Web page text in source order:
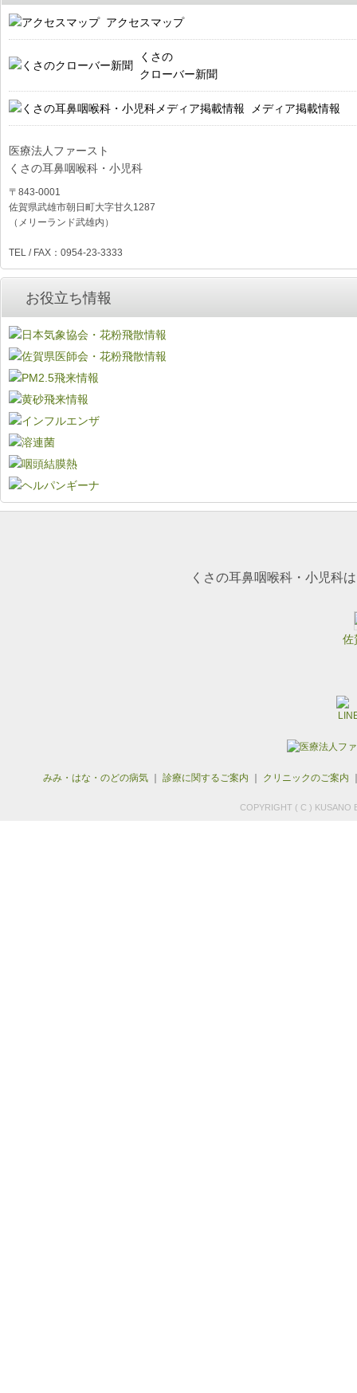
アクセスマップ
くさの
クローバー新聞
メディア掲載情報
医療法人ファースト
くさの耳鼻咽喉科・小児科
〒843-0001
佐賀県武雄市朝日町大字甘久1287
（メリーランド武雄内）
TEL / FAX：0954-23-3333
お役立ち情報
くさの耳鼻咽喉科・小児科
佐
みみ・はな・のどの病気 ｜ 診療に関するご案内 ｜ クリニックのご案内
COPYRIGHT ( C ) KUSANO